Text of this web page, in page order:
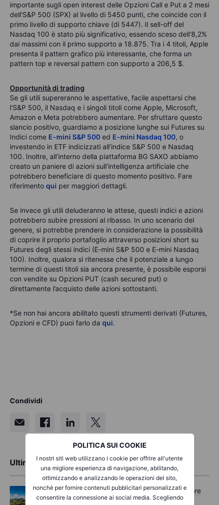
POLITICA SUI COOKIE
I nostri siti web utilizzano i cookie per offrire all'utente
una migliore esperienza di navigazione, abilitando,
ottimizzando e analizzando le operazioni del sito,
nonché per fornire contenuti pubblicitari personalizzati e
consentire la connessione ai social media. Scegliendo
importante sugli open interest delle Opzioni Call e Put a 2 mesi
dell'S&P 500 (SPX) al livello di 5450 punti, che coincide con il
primo livello di supporto chiave (di 5447). Il sell-off del
Nasdaq 100 è stato più significativo, essendo sceso dell'8,2%
dai massimi con il primo supporto a 18.875. Tra i 4 titoli, Apple
presenta il pattern grafico più interessante, che forma un
pattern top e reversal pattern con supporto a 206,5 $.
Opportunità di trading
Se gli utili supereranno le aspettative, facile aspettarsi che
l'S&P 500, il Nasdaq e i singoli titoli come Apple, Microsoft,
Amazon e Meta potrebbero aumentare. Per sfruttare questo
slancio positivo, guardiamo a posizione lunghe sui Futures su
Indici come E-mini S&P 500 ed E-mini Nasdaq 100, o
investendo in ETF indicizzati all’indice S&P 500 e Nasdaq
100. Inoltre, all’interno della piattaforma BG SAXO abbiamo
creato un paniere di azioni sull’intelligenza artificiale che
potrebbero beneficiare di questo momento positivo. Fare
riferimento qui per maggiori dettagli.
Se invece gli utili deluderanno le attese, questi indici e azioni
potrebbero subire pressioni al ribasso. In uno scenario del
genere, si potrebbe prendere in considerazione la possibilità
di coprire il proprio portafoglio attraverso posizioni short su
Futures degli stessi indici (E-mini S&P 500 e E-mini Nasdaq
100). Inoltre, qualora si ritenesse che il potenziale a lungo
termine di questi titoli sia ancora presente, è possibile esporsi
con vendite su Opzioni PUT (cash secured put) o
direttamente l’acquisto delle azioni sottostanti.
*Se non hai ancora abilitato questi strumenti derivati (Futures,
Opzioni e CFD) puoi farlo da qui.
Condividi
Ultime analisi di mercato
Opzioni
Mercoledì 05 agosto 2026, ore
11:30